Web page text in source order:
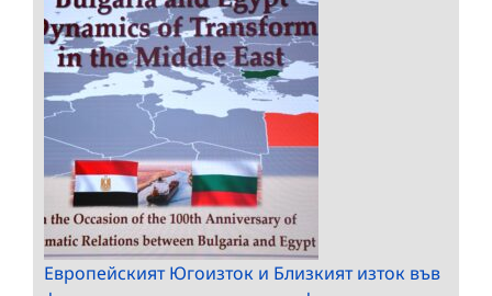
Европейският Югоизток и Близкият изток във